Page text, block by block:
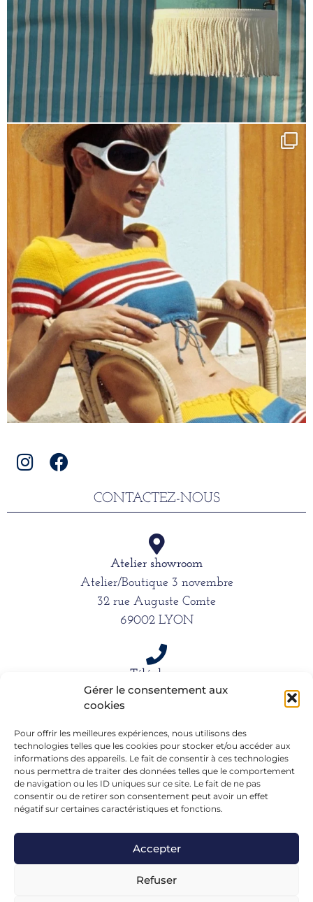
Gérer le consentement aux
cookies
Pour offrir les meilleures expériences, nous utilisons des
technologies telles que les cookies pour stocker et/ou accéder aux
informations des appareils. Le fait de consentir à ces technologies
nous permettra de traiter des données telles que le comportement
de navigation ou les ID uniques sur ce site. Le fait de ne pas
consentir ou de retirer son consentement peut avoir un effet
négatif sur certaines caractéristiques et fonctions.
Accepter
Refuser
CONTACTEZ-NOUS
Atelier showroom
Atelier/Boutique 3 novembre
32 rue Auguste Comte
69002 LYON
Téléphone
06 15 61 39 66
Mail
alexandra.dargentre@sfr.fr